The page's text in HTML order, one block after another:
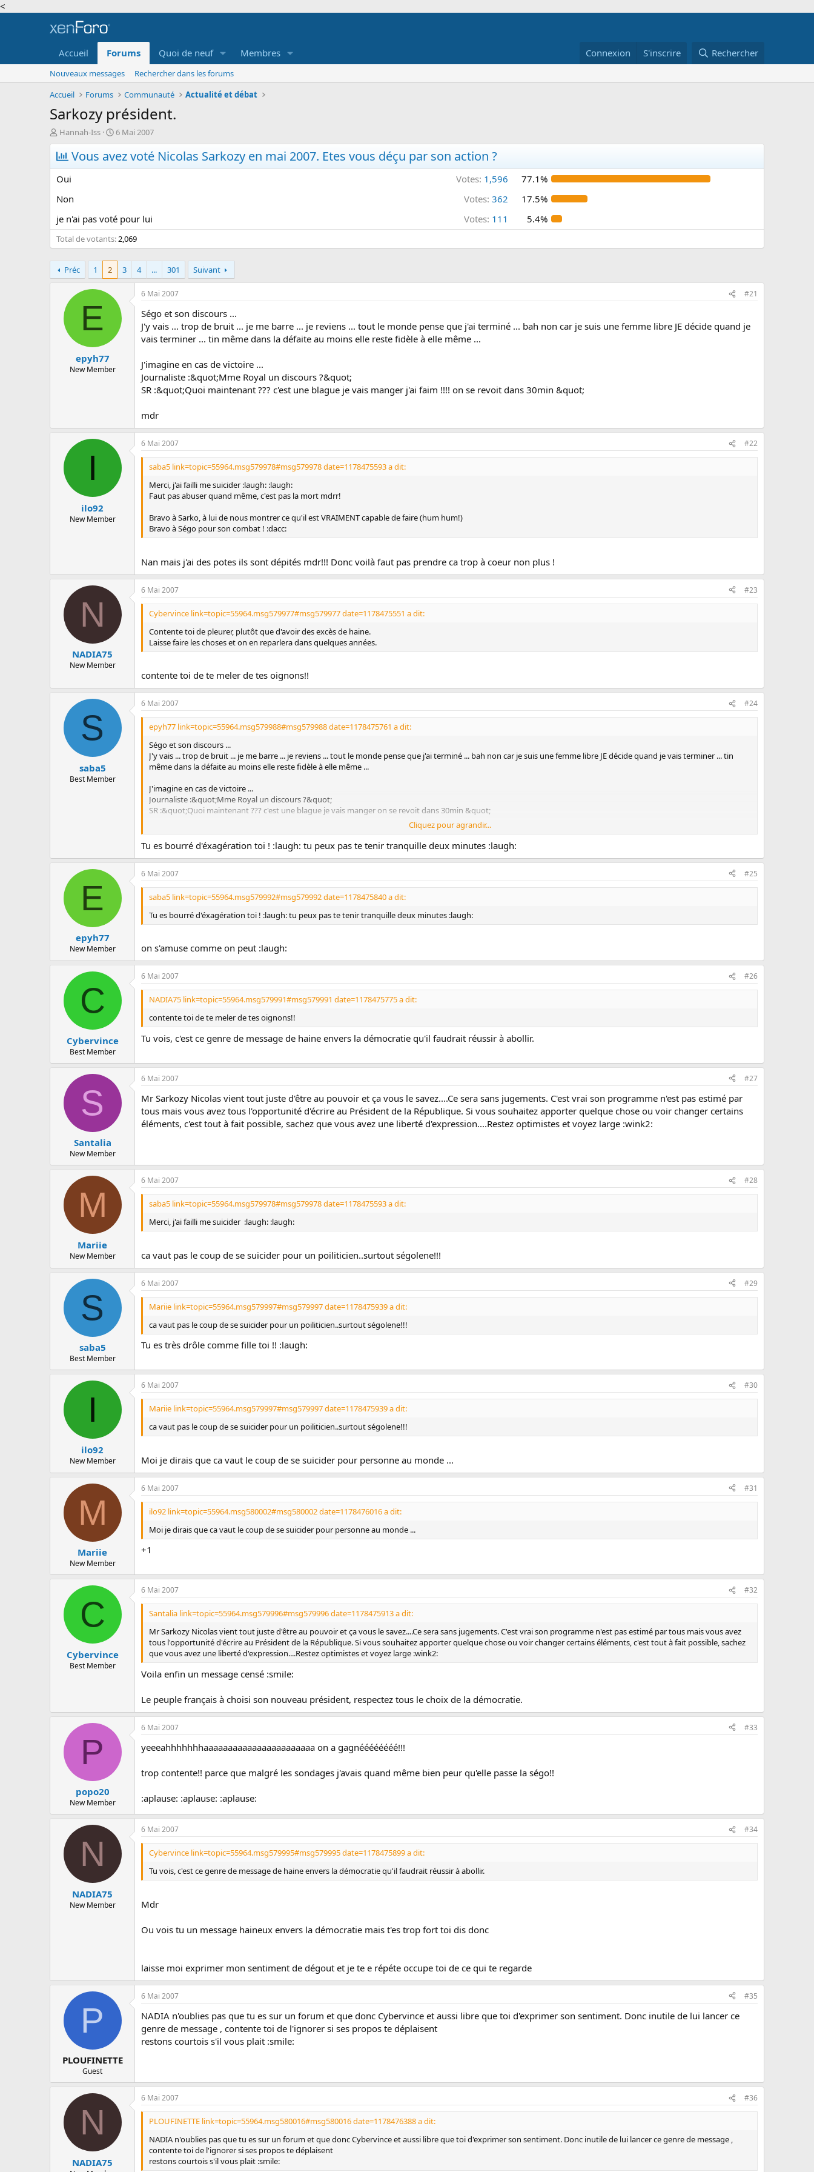
<
Accueil Forums Quoi de neuf Membres Connexion S'inscrire Rechercher
Nouveaux messages
Rechercher dans les forums
Accueil
Forums Communauté Actualité et débat
Sarkozy président.
A
u
t
e
u
r
d
l
a
d
i
s
c
Hannah-Iss
D
a
t
e
b
u
t
6 Mai 2007
Vous avez voté Nicolas Sarkozy en mai 2007. Etes vous déçu par son action ?
Oui Votes: 1,596
77.1%
Non
Votes: 362
17.5%
je n'ai pas voté pour lui
Votes: 111 5.4%
Total de votants 2,069
Préc 1 2 3 4 ... 301 Suivant
E
epyh77
New Member
6 Mai 2007 #21
Ségo et son discours ...
J'y vais ... trop de bruit ... je me barre ... je reviens ... tout le monde pense que j'ai terminé ... bah non car je suis une femme libre JE décide quand je
vais terminer ... tin même dans la défaite au moins elle reste fidèle à elle même ...
J'imagine en cas de victoire ...
Journaliste :&quot;Mme Royal un discours ?&quot;
SR :&quot;Quoi maintenant ??? c'est une blague je vais manger j'ai faim !!!! on se revoit dans 30min &quot;
mdr
I
ilo92
New Member
6 Mai 2007 #22
saba5 link=topic=55964.msg579978#msg579978 date=1178475593 a dit:
Merci, j'ai failli me suicider :laugh: :laugh:
Faut pas abuser quand même, c'est pas la mort mdrr!
Bravo à Sarko, à lui de nous montrer ce qu'il est VRAIMENT capable de faire (hum hum!)
Bravo à Ségo pour son combat ! :dacc:
Nan mais j'ai des potes ils sont dépités mdr!!! Donc voilà faut pas prendre ca trop à coeur non plus !
N
NADIA75
New Member
6 Mai 2007 #23
Cybervince link=topic=55964.msg579977#msg579977 date=1178475551 a dit:
Contente toi de pleurer, plutôt que d'avoir des excès de haine.
Laisse faire les choses et on en reparlera dans quelques années.
contente toi de te meler de tes oignons!!
S
saba5
Best Member
6 Mai 2007 #24
epyh77 link=topic=55964.msg579988#msg579988 date=1178475761 a dit:
Ségo et son discours ...
J'y vais ... trop de bruit ... je me barre ... je reviens ... tout le monde pense que j'ai terminé ... bah non car je suis une femme libre JE décide quand je vais terminer ... tin
même dans la défaite au moins elle reste fidèle à elle même ...
J'imagine en cas de victoire ...
Journaliste :&quot;Mme Royal un discours ?&quot;
SR :&quot;Quoi maintenant ??? c'est une blague je vais manger on se revoit dans 30min &quot;
mdr
Cliquez pour agrandir...
Tu es bourré d'éxagération toi ! :laugh: tu peux pas te tenir tranquille deux minutes :laugh:
E
epyh77
New Member
6 Mai 2007 #25
saba5 link=topic=55964.msg579992#msg579992 date=1178475840 a dit:
Tu es bourré d'éxagération toi ! :laugh: tu peux pas te tenir tranquille deux minutes :laugh:
on s'amuse comme on peut :laugh:
C
Cybervince
Best Member
6 Mai 2007 #26
NADIA75 link=topic=55964.msg579991#msg579991 date=1178475775 a dit:
contente toi de te meler de tes oignons!!
Tu vois, c'est ce genre de message de haine envers la démocratie qu'il faudrait réussir à abollir.
S
Santalia
New Member
6 Mai 2007 #27
Mr Sarkozy Nicolas vient tout juste d'être au pouvoir et ça vous le savez....Ce sera sans jugements. C'est vrai son programme n'est pas estimé par
tous mais vous avez tous l'opportunité d'écrire au Président de la République. Si vous souhaitez apporter quelque chose ou voir changer certains
éléments, c'est tout à fait possible, sachez que vous avez une liberté d'expression....Restez optimistes et voyez large :wink2:
M
Mariie
New Member
6 Mai 2007 #28
saba5 link=topic=55964.msg579978#msg579978 date=1178475593 a dit:
Merci, j'ai failli me suicider :laugh: :laugh:
ca vaut pas le coup de se suicider pour un poiliticien..surtout ségolene!!!
S
saba5
Best Member
6 Mai 2007 #29
Mariie link=topic=55964.msg579997#msg579997 date=1178475939 a dit:
ca vaut pas le coup de se suicider pour un poiliticien..surtout ségolene!!!
Tu es très drôle comme fille toi !! :laugh:
I
ilo92
New Member
6 Mai 2007 #30
Mariie link=topic=55964.msg579997#msg579997 date=1178475939 a dit:
ca vaut pas le coup de se suicider pour un poiliticien..surtout ségolene!!!
Moi je dirais que ca vaut le coup de se suicider pour personne au monde ...
M
Mariie
New Member
6 Mai 2007 #31
ilo92 link=topic=55964.msg580002#msg580002 date=1178476016 a dit:
Moi je dirais que ca vaut le coup de se suicider pour personne au monde ...
+1
C
Cybervince
Best Member
6 Mai 2007 #32
Santalia link=topic=55964.msg579996#msg579996 date=1178475913 a dit:
Mr Sarkozy Nicolas vient tout juste d'être au pouvoir et ça vous le savez....Ce sera sans jugements. C'est vrai son programme n'est pas estimé par tous mais vous avez
tous l'opportunité d'écrire au Président de la République. Si vous souhaitez apporter quelque chose ou voir changer certains éléments, c'est tout à fait possible, sachez
que vous avez une liberté d'expression....Restez optimistes et voyez large :wink2:
Voila enfin un message censé :smile:
Le peuple français à choisi son nouveau président, respectez tous le choix de la démocratie.
P
popo20
New Member
6 Mai 2007 #33
yeeeahhhhhhhaaaaaaaaaaaaaaaaaaaaaaa on a gagnéééééééé!!!
trop contente!! parce que malgré les sondages j'avais quand même bien peur qu'elle passe la ségo!!
:aplause: :aplause: :aplause:
N
NADIA75
New Member
6 Mai 2007 #34
Cybervince link=topic=55964.msg579995#msg579995 date=1178475899 a dit:
Tu vois, c'est ce genre de message de haine envers la démocratie qu'il faudrait réussir à abollir.
Mdr
Ou vois tu un message haineux envers la démocratie mais t'es trop fort toi dis donc
laisse moi exprimer mon sentiment de dégout et je te e répéte occupe toi de ce qui te regarde
P
PLOUFINETTE
Guest
6 Mai 2007 #35
NADIA n'oublies pas que tu es sur un forum et que donc Cybervince et aussi libre que toi d'exprimer son sentiment. Donc inutile de lui lancer ce
genre de message , contente toi de l'ignorer si ses propos te déplaisent
restons courtois s'il vous plait :smile:
N
NADIA75
6 Mai 2007 #36
PLOUFINETTE link=topic=55964.msg580016#msg580016 date=1178476388 a dit:
NADIA n'oublies pas que tu es sur un forum et que donc Cybervince et aussi libre que toi d'exprimer son sentiment. Donc inutile de lui lancer ce genre de message ,
contente toi de l'ignorer si ses propos te déplaisent
restons courtois s'il vous plait :smile: